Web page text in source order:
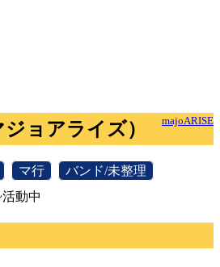
majoARISE
ョアライズ）
マ行 バンド/未整理
動中